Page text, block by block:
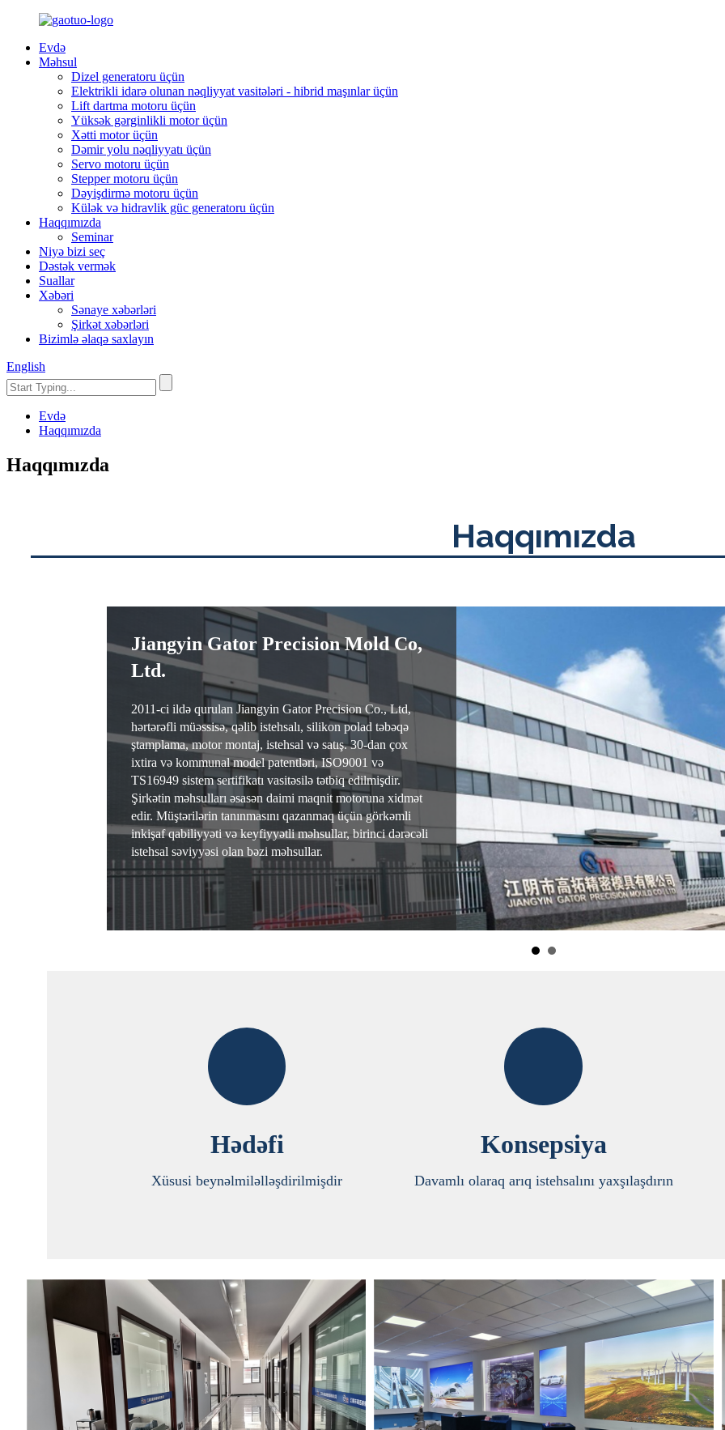
Evdə
Məhsul
Dizel generatoru üçün
Elektrikli idarə olunan nəqliyyat vasitələri - hibrid maşınlar üçün
Lift dartma motoru üçün
Yüksək gərginlikli motor üçün
Xətti motor üçün
Dəmir yolu nəqliyyatı üçün
Servo motoru üçün
Stepper motoru üçün
Dəyişdirmə motoru üçün
Külək və hidravlik güc generatoru üçün
Haqqımızda
Seminar
Niyə bizi seç
Dəstək vermək
Suallar
Xəbəri
Sənaye xəbərləri
Şirkət xəbərləri
Bizimlə əlaqə saxlayın
English
Evdə
Haqqımızda
Haqqımızda
Haqqımızda
Jiangyin Gator Precision Mold Co,
Ltd.
2011-ci ildə qurulan Jiangyin Gator Precision Co., Ltd,
hərtərəfli müəssisə, qəlib istehsalı, silikon polad təbəqə
ştamplama, motor montaj, istehsal və satış. 30-dan çox
ixtira və kommunal model patentləri, ISO9001 və
TS16949 sistem sertifikatı vasitəsilə tətbiq edilmişdir.
Şirkətin məhsulları əsasən daimi maqnit motoruna xidmət
edir. Müştərilərin tanınmasını qazanmaq üçün görkəmli
inkişaf qabiliyyəti və keyfiyyətli məhsullar, birinci dərəcəli
istehsal səviyyəsi olan bəzi məhsullar.
Hədəfi
Xüsusi beynəlmiləlləşdirilmişdir
Konsepsiya
Davamlı olaraq arıq istehsalını yaxşılaşdırın